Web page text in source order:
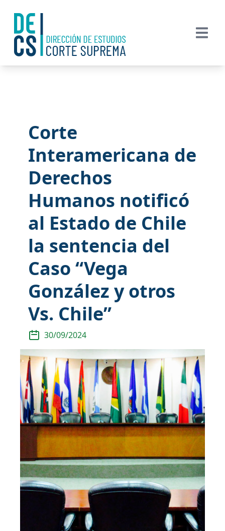
Corte
Interamericana de
Derechos
Humanos notificó
al Estado de Chile
la sentencia del
Caso “Vega
González y otros
Vs. Chile”
30/09/2024